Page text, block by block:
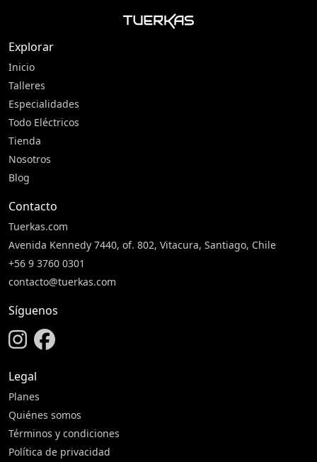
Explorar
Inicio
Talleres
Especialidades
Todo Eléctricos
Tienda
Nosotros
Blog
Contacto
Tuerkas.com
Avenida Kennedy 7440, of. 802, Vitacura, Santiago, Chile
+56 9 3760 0301
contacto@tuerkas.com
Síguenos
Legal
Planes
Quiénes somos
Términos y condiciones
Política de privacidad